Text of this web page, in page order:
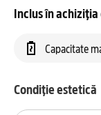
Inclus în achiziția
Capacitate
Condiție estetică